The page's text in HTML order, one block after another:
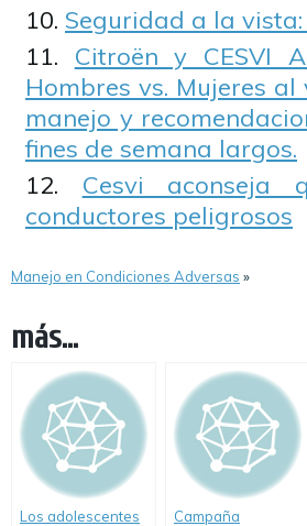
Seguridad a la
Citroën y CESVI
Hombres vs. Mujeres
manejo y
fines de semana largos.
Cesvi aconseja
conductores peligrosos
Manejo en Condiciones Adversas »
más...
Los adolescentes
Campaña